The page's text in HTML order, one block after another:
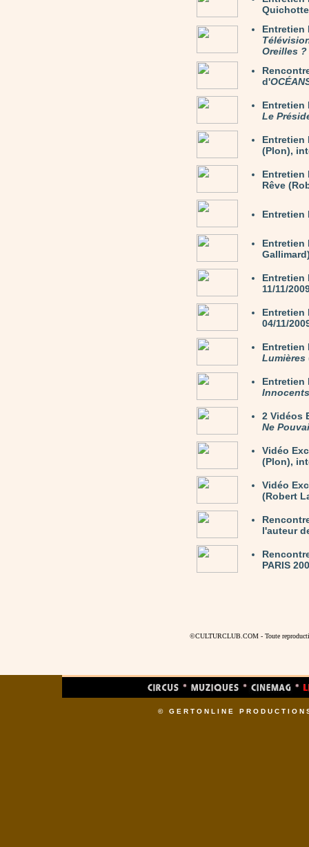
Entretien
Oreilles ?
d'
Entretien
Le
Entretien
(Plon),
Entretien
Rêve
Entretien
Entretien
Entretien
11/11/
Entretien
04/11/
Entretien
Lumières
Entretien
2 Vidéos
Ne
Vidéo
(Plon),
Vidéo
(Robert
l'auteur
PARIS
©CULTURCLUB.COM - Toute
© GERTONLINE